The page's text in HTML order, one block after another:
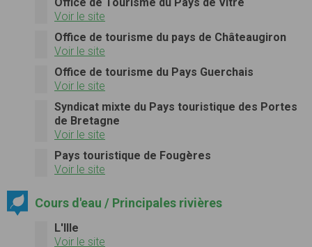
Voir le site
Office de tourisme du pays de Châteaugiron
Voir le site
Office de tourisme du Pays Guerchais
Voir le site
Syndicat mixte du Pays touristique des Portes
de Bretagne
Voir le site
Pays touristique de Fougères
Voir le site
Cours d'eau / Principales rivières
L'Ille
Voir le site